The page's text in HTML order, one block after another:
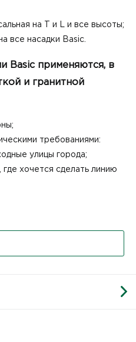
на Т и L и все высоты;
все насадки Basic.
Basic применяются, в
и гранитной
требованиями:
улицы города;
хочется сделать линию